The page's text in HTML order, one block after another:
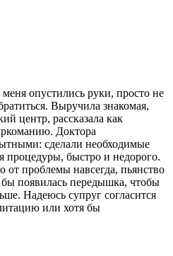
опустились руки, просто не
Выручила знакомая,
центр, рассказала как
Доктора
сделали необходимые
процедуры, быстро и недорого.
от проблемы навсегда, пьянство
появилась передышка, чтобы
Надеюсь супруг согласится
или хотя бы